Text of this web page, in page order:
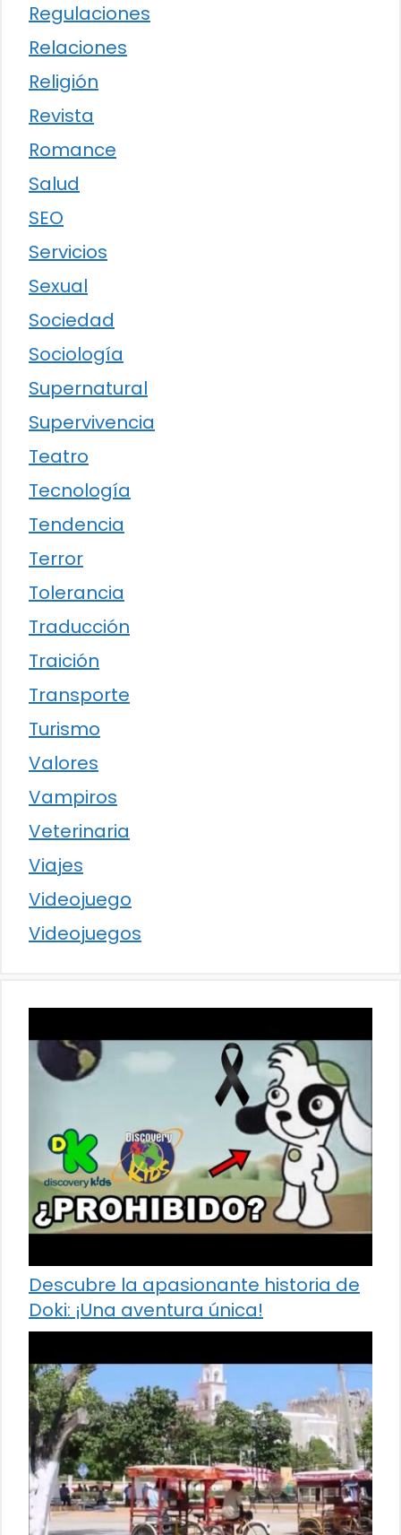
Regulaciones
Relaciones
Religión
Revista
Romance
Salud
SEO
Servicios
Sexual
Sociedad
Sociología
Supernatural
Supervivencia
Teatro
Tecnología
Tendencia
Terror
Tolerancia
Traducción
Traición
Transporte
Turismo
Valores
Vampiros
Veterinaria
Viajes
Videojuego
Videojuegos
Descubre la apasionante historia de
Doki: ¡Una aventura única!